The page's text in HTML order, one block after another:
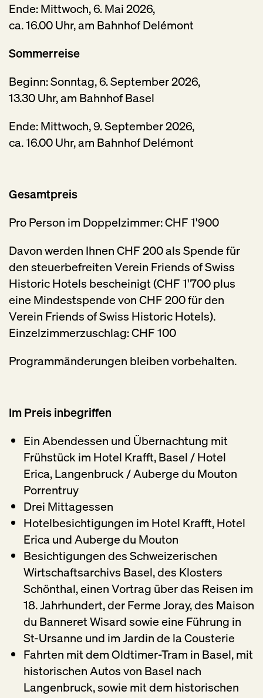
Ende: Mittwoch, 6. Mai 2026,
ca. 16.00 Uhr, am Bahnhof Delémont
Sommerreise
Beginn: Sonntag, 6. September 2026,
13.30 Uhr, am Bahnhof Basel
Ende: Mittwoch, 9. September 2026,
ca. 16.00 Uhr, am Bahnhof Delémont
Gesamtpreis
Pro Person im Doppelzimmer: CHF 1'900
Davon werden Ihnen CHF 200 als Spende für
den steuerbefreiten Verein Friends of Swiss
Historic Hotels bescheinigt (CHF 1'700 plus
eine Mindestspende von CHF 200 für den
Verein Friends of Swiss Historic Hotels).
Einzelzimmerzuschlag: CHF 100
Programmänderungen bleiben vorbehalten.
Im Preis inbegriffen
Ein Abendessen und Übernachtung mit
Frühstück im Hotel Krafft, Basel / Hotel
Erica, Langenbruck / Auberge du Mouton
Porrentruy
Drei Mittagessen
Hotelbesichtigungen im Hotel Krafft, Hotel
Erica und Auberge du Mouton
Besichtigungen des Schweizerischen
Wirtschaftsarchivs Basel, des Klosters
Schönthal, einen Vortrag über das Reisen im
18. Jahrhundert, der Ferme Joray, des Maison
du Banneret Wisard sowie eine Führung in
St-Ursanne und im Jardin de la Cousterie
Fahrten mit dem Oldtimer-Tram in Basel, mit
historischen Autos von Basel nach
Langenbruck, sowie mit dem historischen